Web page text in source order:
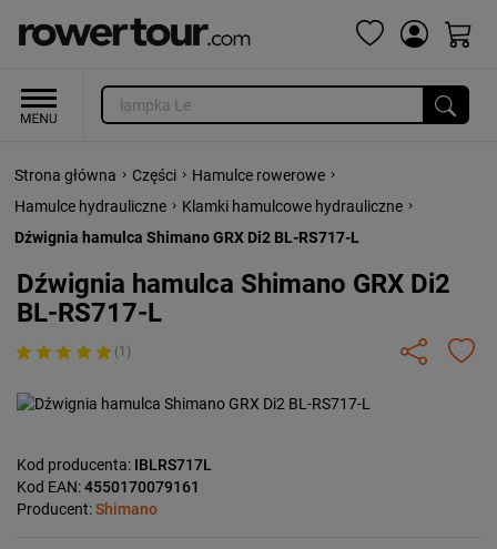
Strona główna › Części › Hamulce rowerowe ›
Hamulce hydrauliczne › Klamki hamulcowe hydrauliczne ›
Dźwignia hamulca Shimano GRX Di2 BL-RS717-L
Dźwignia hamulca Shimano GRX Di2
BL-RS717-L
(1)
Kod producenta: IBLRS717L
Kod EAN:4550170079161
Producent:Shimano